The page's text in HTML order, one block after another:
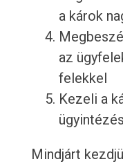
a károk
az
felekkel
Kezeli a
Mindjárt